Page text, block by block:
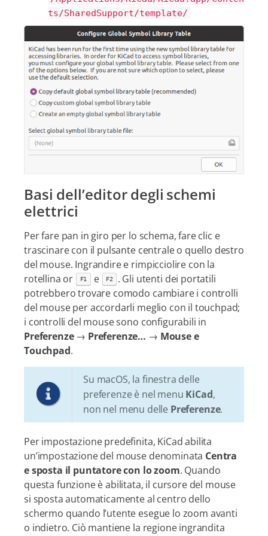
ts/SharedSupport/template/
Basi dell’editor degli schemi
elettrici
Per fare pan in giro per lo schema, fare clic e
trascinare con il pulsante centrale o quello destro
del mouse. Ingrandire e rimpicciolire con la
rotellina or
F1 e F2
. Gli utenti dei portatili
potrebbero trovare comodo cambiare i controlli
del mouse per accordarli meglio con il touchpad;
i controlli del mouse sono configurabili in
Preferenze→ Preferenze…​ → Mouse e
Touchpad.
Su macOS, la finestra delle
preferenze è nel menu KiCad,
non nel menu delle Preferenze.
Per impostazione predefinita, KiCad abilita
un’impostazione del mouse denominata Centra
e sposta il puntatore con lo zoom. Quando
questa funzione è abilitata, il cursore del mouse
si sposta automaticamente al centro dello
schermo quando l’utente esegue lo zoom avanti
o indietro. Ciò mantiene la regione ingrandita